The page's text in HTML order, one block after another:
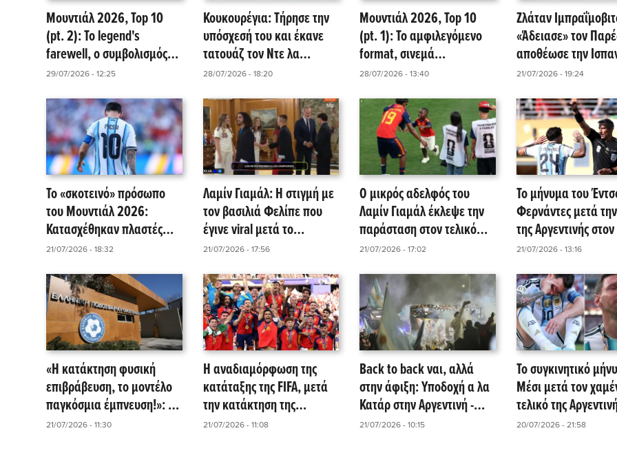
Μουντιάλ 2026, Top 10
(pt. 2): Το legend's
farewell, ο συμβολισμός
του «άσου», το roller
κόκκινη... στη FIFA! (video)
29/07/2026 - 12:25
Κουκουρέγια: Τήρησε την
υπόσχεσή του και έκανε
τατουάζ τον Ντε λα
Φουέντε μετά την
28/07/2026 - 18:20
Μουντιάλ 2026, Top 10
(pt. 1): Το αμφιλεγόμενο
format, σινεμά
παρηγοριάς, ο «νονός»
αυτοκρατορίας! (video)
28/07/2026 - 13:40
Ζλάταν
«Άδειασε» τον
αποθέωσε την
μετά τον τελικό
21/07/2026 - 19:24
Το «σκοτεινό» πρόσωπο
του Μουντιάλ 2026:
Κατασχέθηκαν πλαστές
φανέλες-μαμούθ αξίας 21
21/07/2026 - 18:32
Λαμίν Γιαμάλ: Η στιγμή με
τον βασιλιά Φελίπε που
έγινε viral μετά το
Μουντιάλ 2026 (video)
21/07/2026 - 17:56
Ο μικρός αδελφός του
Λαμίν Γιαμάλ έκλεψε την
παράσταση στον τελικό
του Μουντιάλ 2026
21/07/2026 - 17:02
Το μήνυμα του
Φερνάντες μετά
της Αργεντινής στον
του Μουντιάλ 2026!
21/07/2026 - 13:16
«Η κατάκτηση φυσική
επιβράβευση, το μοντέλο
παγκόσμια έμπνευση!»: Τα
συγχαρητήρια της ΕΠΟ
21/07/2026 - 11:30
Η αναδιαμόρφωση της
κατάταξης της FIFA, μετά
την κατάκτηση της
Ισπανίας και η θέση της
21/07/2026 - 11:08
Back to back ναι, αλλά
στην άφιξη: Υποδοχή α λα
Κατάρ στην Αργεντινή -
Δίχως κούπα, αλλά με
21/07/2026 - 10:15
Το συγκινητικό
Μέσι μετά τον
τελικό της
20/07/2026 - 21:58